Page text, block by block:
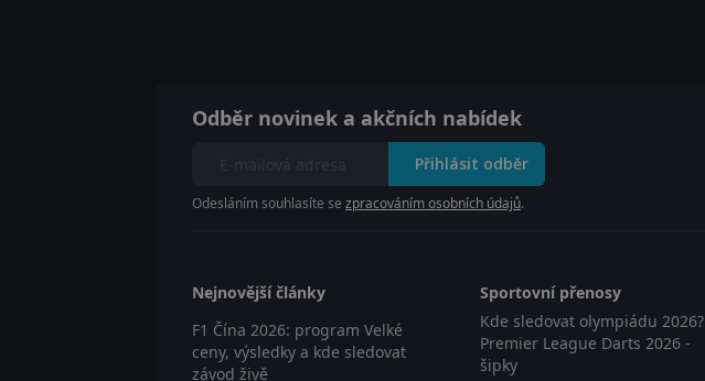
Odběr novinek a akčních nabídek
Přihlásit odběr
Odesláním souhlasíte se zpracováním osobních údajů.
Nejnovější články
F1 Čína 2026: program Velké
ceny, výsledky a kde sledovat
závod živě
Sportovní přenosy
Kde sledovat olympiádu 2026?
Premier League Darts 2026 -
šipky